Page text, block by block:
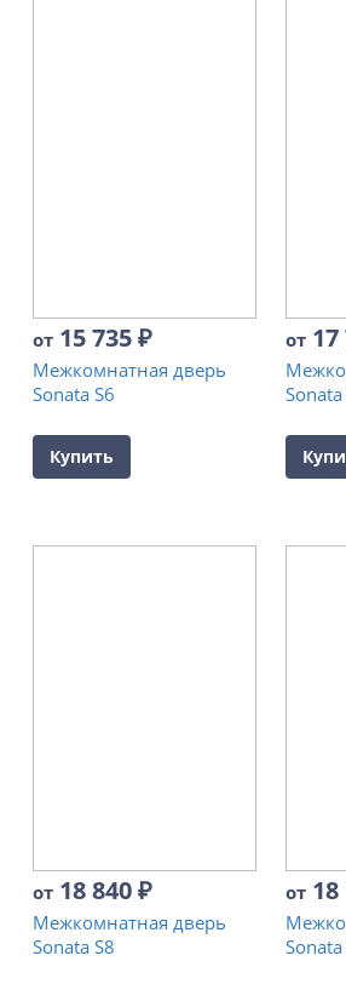
от 15 735₽
Межкомнатная дверь
Sonata S6
Купить
от 17
Sonata
от 18 840₽
Межкомнатная дверь
Sonata S8
от 18
Sonata